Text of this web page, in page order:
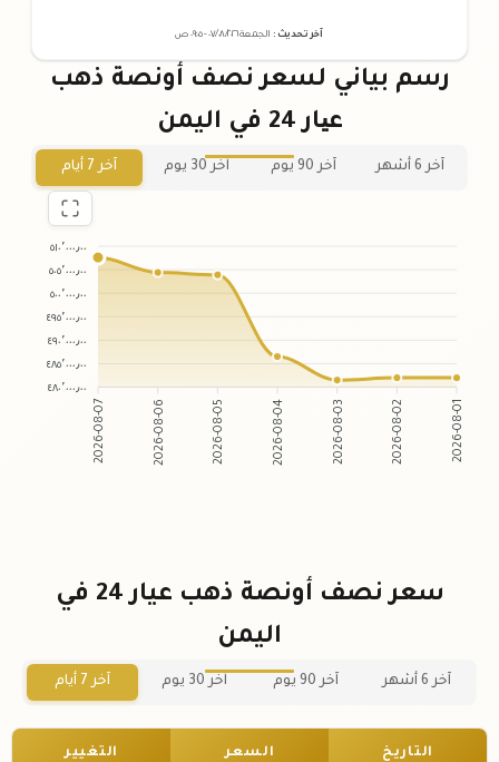
آخر تحديث : الجمعة ٠٧ /٠٨/٢٠٢٦ - ٠٩:٠٥ ص
رسم بياني لسعر نصف أونصة ذهب
عیار 24 في اليمن
آخر 6 أشهر آخر 90 يوم آخر 30 يوم آخر 7 أيام
٥١٠٬٠٠٠٫٠٠
٥٠٥٬٠٠٠٫٠٠
٥٠٠٬٠٠٠٫٠٠
٤٩٥٬٠٠٠٫٠٠
٤٩٠٬٠٠٠٫٠٠
٤٨٥٬٠٠٠٫٠٠
٤٨٠٬٠٠٠٫٠٠
2026-08-07 2026-08-06 2026-08-05 2026-08-04 2026-08-03 2026-08-02 2026-08-01
سعر نصف أونصة ذهب عيار 24 في
اليمن
آخر 6 أشهر آخر 90 يوم آخر 30 يوم آخر 7 أيام
التاريخ السعر التغيير